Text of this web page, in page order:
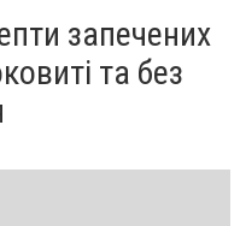
запечених
та без